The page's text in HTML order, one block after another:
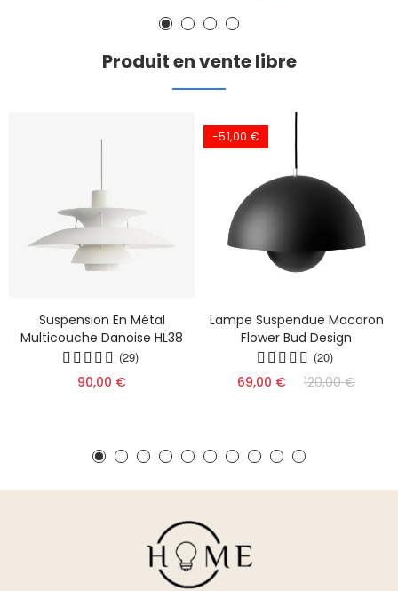
Produit en vente libre
Suspension En Métal
Multicouche Danoise HL38
(29)
90,00 €
-51,00 €
Lampe Suspendue Macaron
Flower Bud Design
(20)
69,00 € 120,00 €